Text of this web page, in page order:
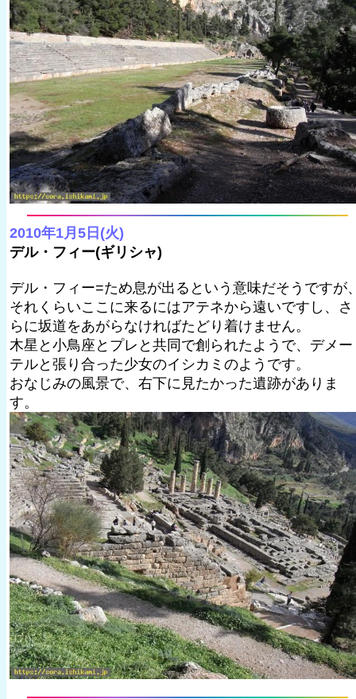
2010年1月5日(火)
デル・フィー(ギリシャ)
デル・フィー=ため息が出るという意味だそうですが
それくらいここに来るにはアテネから遠いですし、さ
らに坂道をあがらなければたどり着けません。
木星と小鳥座とプレと共同で創られたようで、デメー
テルと張り合った少女のイシカミのようです。
おなじみの風景で、右下に見たかった遺跡がありま
す。